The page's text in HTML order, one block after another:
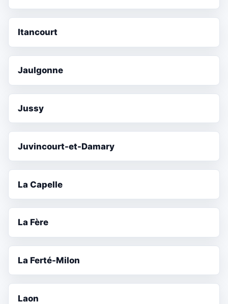
Itancourt
Jaulgonne
Jussy
Juvincourt-et-Damary
La Capelle
La Fère
La Ferté-Milon
Laon